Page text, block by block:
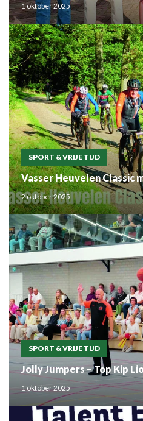
1 oktober 2025
SPORT & VRIJE TIJD
2 oktober 2025
SPORT & VRIJE TIJD
Jolly Jumpers – Top Kip
1 oktober 2025